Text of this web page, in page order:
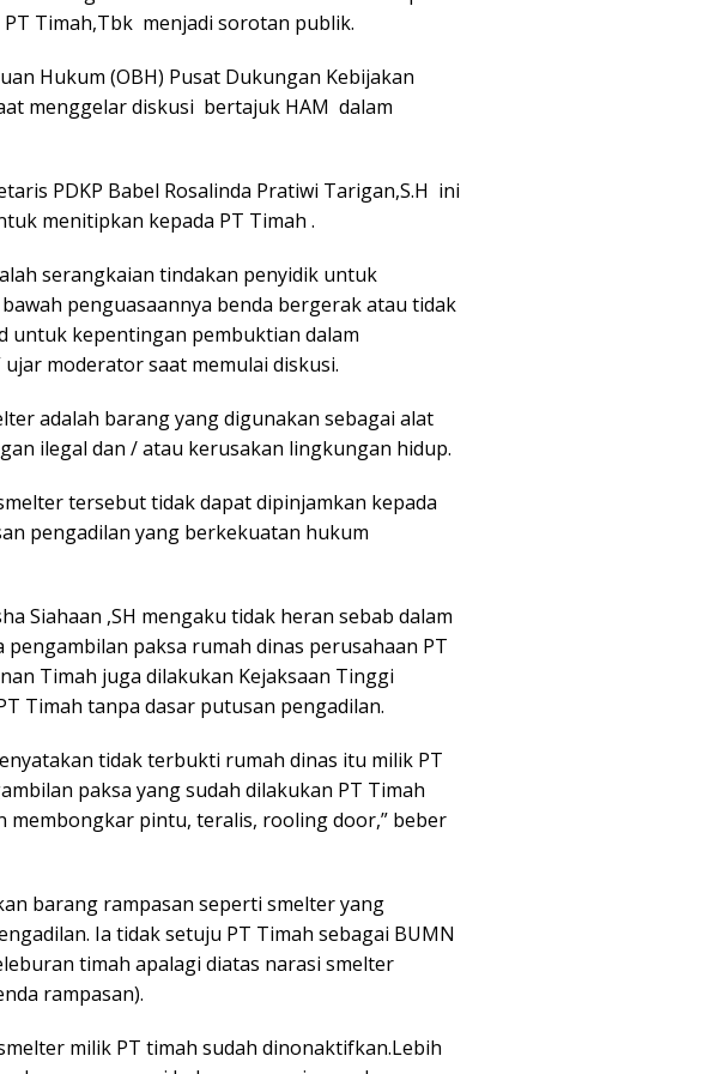
Timah,Tbk menjadi sorotan publik.
Hukum (OBH) Pusat Dukungan Kebijakan
menggelar diskusi bertajuk HAM dalam
PDKP Babel Rosalinda Pratiwi Tarigan,S.H ini
menitipkan kepada PT Timah .
serangkaian tindakan penyidik untuk
penguasaannya benda bergerak atau tidak
untuk kepentingan pembuktian dalam
moderator saat memulai diskusi.
adalah barang yang digunakan sebagai alat
ilegal dan / atau kerusakan lingkungan hidup.
tersebut tidak dapat dipinjamkan kepada
pengadilan yang berkekuatan hukum
Siahaan ,SH mengaku tidak heran sebab dalam
paksa rumah dinas perusahaan PT
Timah juga dilakukan Kejaksaan Tinggi
Timah tanpa dasar putusan pengadilan.
tidak terbukti rumah dinas itu milik PT
paksa yang sudah dilakukan PT Timah
membongkar pintu, teralis, rooling door,” beber
barang rampasan seperti smelter yang
Ia tidak setuju PT Timah sebagai BUMN
timah apalagi diatas narasi smelter
rampasan).
milik PT timah sudah dinonaktifkan.Lebih